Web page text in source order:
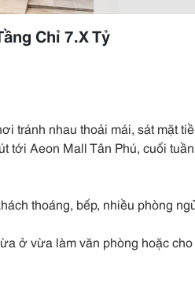
Chỉ 7.X Tỷ
tránh nhau thoải mái, sát mặt
tới Aeon Mall Tân Phú, cuối
thoáng, bếp, nhiều phòng
ở vừa làm văn phòng hoặc